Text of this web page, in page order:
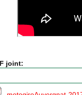
joint: